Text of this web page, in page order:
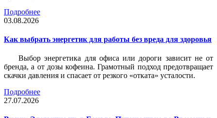
Подробнее
03.08.2026
Как выбрать энергетик для работы без вреда для здоровья
Выбор энергетика для офиса или дороги зависит не от
бренда, а от дозы кофеина. Грамотный подход предотвращает
скачки давления и спасает от резкого «отката» усталости.
Подробнее
27.07.2026